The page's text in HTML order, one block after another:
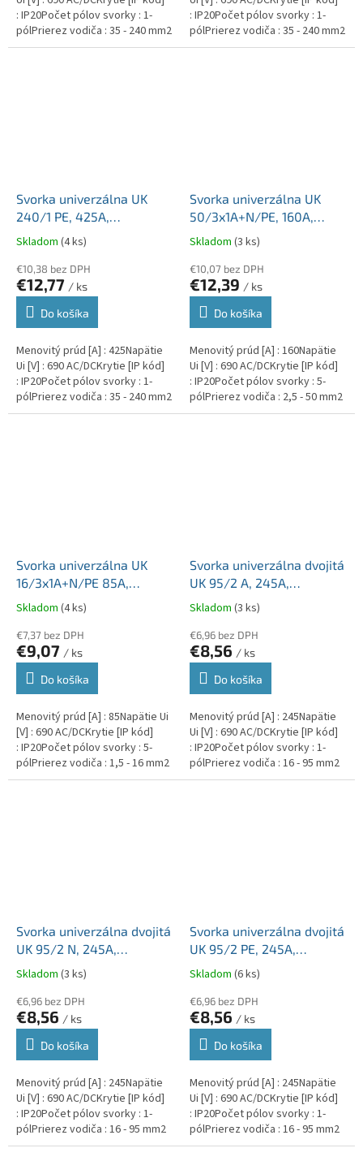
: IP20Počet pólov svorky : 1-
pólPrierez vodiča : 35 - 240 mm2
: IP20Počet pólov svorky : 1-
pólPrierez vodiča : 35 - 240 mm2
Svorka univerzálna UK
240/1 PE, 425A,
1x240mm2 1pól., AL/CU,
krytá, zeleno-žltá, na DIN
a Montážnu dosku
Skladom (4 ks)
€10,38 bez DPH
€12,77 / ks
Do košíka
Menovitý prúd [A] : 425Napätie
Ui [V] : 690 AC/DCKrytie [IP kód]
: IP20Počet pólov svorky : 1-
pólPrierez vodiča : 35 - 240 mm2
Svorka univerzálna UK
50/3x1A+N/PE, 160A,
5x50mm2 5pól, AL/CU,
krytá, 3 x
sivá/modrá/zeleno-žltá,
na DIN a Montážnu dosku
Skladom (3 ks)
€10,07 bez DPH
€12,39 / ks
Do košíka
Menovitý prúd [A] : 160Napätie
Ui [V] : 690 AC/DCKrytie [IP kód]
: IP20Počet pólov svorky : 5-
pólPrierez vodiča : 2,5 - 50 mm2
Svorka univerzálna UK
16/3x1A+N/PE 85A,
5x16mm2 5pól, AL/CU,
krytá, 3 x
sivá/modrá/zeleno-žltá,
na DIN a Montážnu dosku
Skladom (4 ks)
€7,37 bez DPH
€9,07 / ks
Do košíka
Menovitý prúd [A] : 85Napätie Ui
[V] : 690 AC/DCKrytie [IP kód]
: IP20Počet pólov svorky : 5-
pólPrierez vodiča : 1,5 - 16 mm2
Svorka univerzálna dvojitá
UK 95/2 A, 245A,
2x95mm2 1pól., AL/CU,
krytá, sivá, na DIN a
Montážnu dosku
Skladom (3 ks)
€6,96 bez DPH
€8,56 / ks
Do košíka
Menovitý prúd [A] : 245Napätie
Ui [V] : 690 AC/DCKrytie [IP kód]
: IP20Počet pólov svorky : 1-
pólPrierez vodiča : 16 - 95 mm2
Svorka univerzálna dvojitá
UK 95/2 N, 245A,
2x95mm2 1pól., AL/CU,
krytá, modrá, na DIN a
Montážnu dosku
Skladom (3 ks)
€6,96 bez DPH
€8,56 / ks
Do košíka
Menovitý prúd [A] : 245Napätie
Ui [V] : 690 AC/DCKrytie [IP kód]
: IP20Počet pólov svorky : 1-
pólPrierez vodiča : 16 - 95 mm2
Svorka univerzálna dvojitá
UK 95/2 PE, 245A,
2x95mm2 1pól., AL/CU,
krytá, zeleno-žltá, na DIN
a Montážnu dosku
Skladom (6 ks)
€6,96 bez DPH
€8,56 / ks
Do košíka
Menovitý prúd [A] : 245Napätie
Ui [V] : 690 AC/DCKrytie [IP kód]
: IP20Počet pólov svorky : 1-
pólPrierez vodiča : 16 - 95 mm2